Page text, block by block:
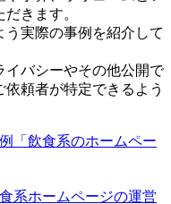
きます。
実際の事例を紹介して
イバシーやその他公開で
頼者が特定できるよう
「飲食系のホームペー
系ホームページの運営